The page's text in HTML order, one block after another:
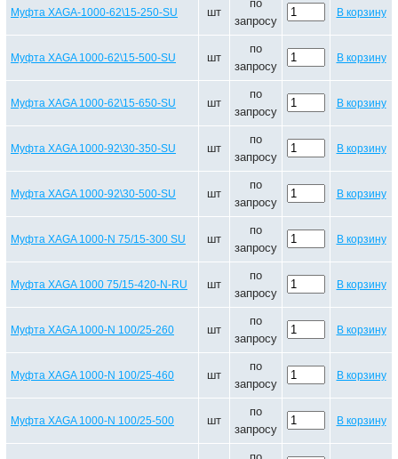
Муфта XAGA-1000-62\15-250-SU шт
по
запросу
В корзину
Муфта XAGA 1000-62\15-500-SU шт
по
запросу
В корзину
Муфта XAGA 1000-62\15-650-SU шт
по
запросу
В корзину
Муфта XAGA 1000-92\30-350-SU шт
по
запросу
В корзину
Муфта XAGA 1000-92\30-500-SU шт
по
запросу
В корзину
Муфта XAGA 1000-N 75/15-300 SU шт
по
запросу
В корзину
Муфта XAGA 1000 75/15-420-N-RU шт
по
запросу
В корзину
Муфта XAGA 1000-N 100/25-260 шт
по
запросу
В корзину
Муфта XAGA 1000-N 100/25-460 шт
по
запросу
В корзину
Муфта XAGA 1000-N 100/25-500 шт
по
запросу
В корзину